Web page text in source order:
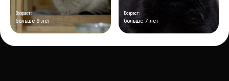
Возраст:
больше 9 лет
Возраст:
больше 7 лет